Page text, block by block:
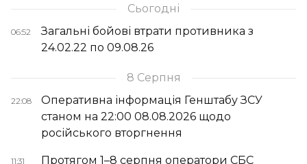
Сьогодні
06:52
Загальні бойові втрати противника з
24.02.22 по 09.08.26
8 Серпня
22:08
Оперативна інформація Генштабу ЗСУ
станом на 22:00 08.08.2026 щодо
російського вторгнення
11:31 Протягом 1–8 серпня оператори СБС